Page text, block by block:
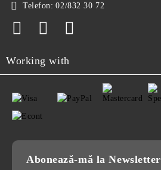
Telefon: 02/832 30 72
Working with
Abonează-mă la Newsletter